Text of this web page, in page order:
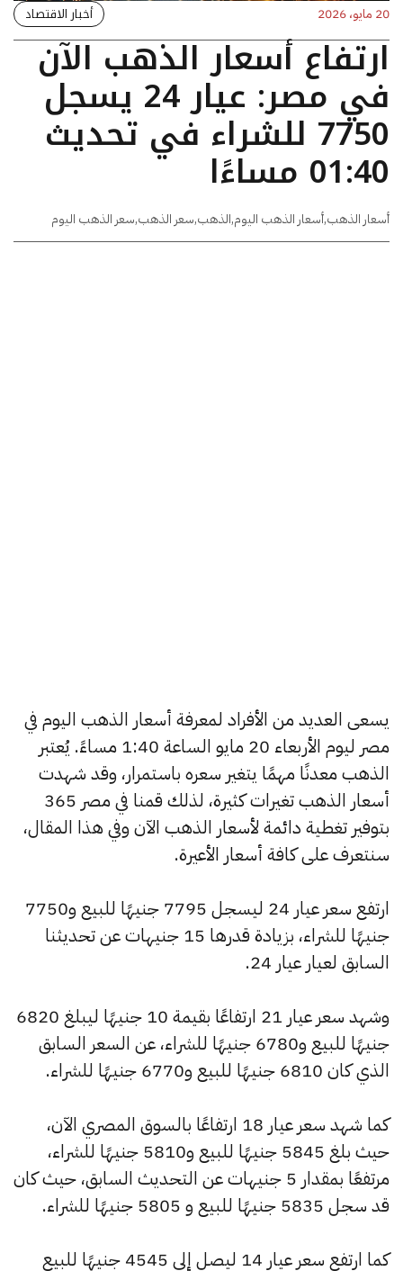
20 مايو، 2026 أخبار الاقتصاد
ارتفاع أسعار الذهب الآن
في مصر: عيار 24 يسجل
7750 للشراء في تحديث
01:40 مساءًا
أسعار الذهب,أسعار الذهب اليوم,الذهب,سعر الذهب,سعر الذهب اليوم
يسعى العديد من الأفراد لمعرفة أسعار الذهب اليوم في
مصر ليوم الأربعاء 20 مايو الساعة 1:40 مساءً. يُعتبر
الذهب معدنًا مهمًا يتغير سعره باستمرار، وقد شهدت
أسعار الذهب تغيرات كثيرة، لذلك قمنا في مصر 365
بتوفير تغطية دائمة لأسعار الذهب الآن وفي هذا المقال،
سنتعرف على كافة أسعار الأعيرة.
ارتفع سعر عيار 24 ليسجل 7795 جنيهًا للبيع و7750
جنيهًا للشراء، بزيادة قدرها 15 جنيهات عن تحديثنا
السابق لعيار عيار 24.
وشهد سعر عيار 21 ارتفاعًا بقيمة 10 جنيهًا ليبلغ 6820
جنيهًا للبيع و6780 جنيهًا للشراء، عن السعر السابق
الذي كان 6810 جنيهًا للبيع و6770 جنيهًا للشراء.
كما شهد سعر عيار 18 ارتفاعًا بالسوق المصري الآن،
حيث بلغ 5845 جنيهًا للبيع و5810 جنيهًا للشراء،
مرتفعًا بمقدار 5 جنيهات عن التحديث السابق، حيث كان
قد سجل 5835 جنيهًا للبيع و 5805 جنيهًا للشراء.
كما ارتفع سعر عيار 14 ليصل إلى 4545 جنيهًا للبيع